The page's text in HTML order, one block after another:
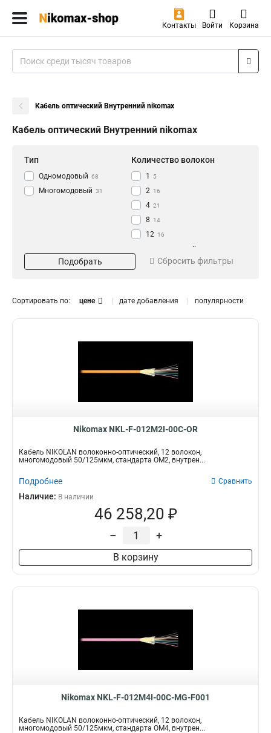
Контакты Войти Корзина
Кабель оптический Внутренний nikomax
Кабель оптический Внутренний nikomax
Тип
Одномодовый 68
Многомодовый 31
Количество волокон
1 5
2 16
4 21
8 14
12 16
24 10
Внешний 35
Бронированный
Да
Подобрать Сбросить фильтры
Сортировать по: цене дате добавления популярности
Nikomax NKL-F-012M2I-00C-OR
Кабель NIKOLAN волоконно-оптический, 12 волокон,
многомодовый 50/125мкм, стандарта ОМ2, внутрен...
Подробнее Сравнить
Наличие: В наличии
46 258,20 ₽
– +
В корзину
Nikomax NKL-F-012M4I-00C-MG-F001
Кабель NIKOLAN волоконно-оптический, 12 волокон,
многомодовый 50/125мкм, стандарта ОМ4, внутрен...